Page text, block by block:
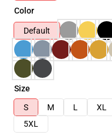
Color
Default
Size
S
M L XL
5XL